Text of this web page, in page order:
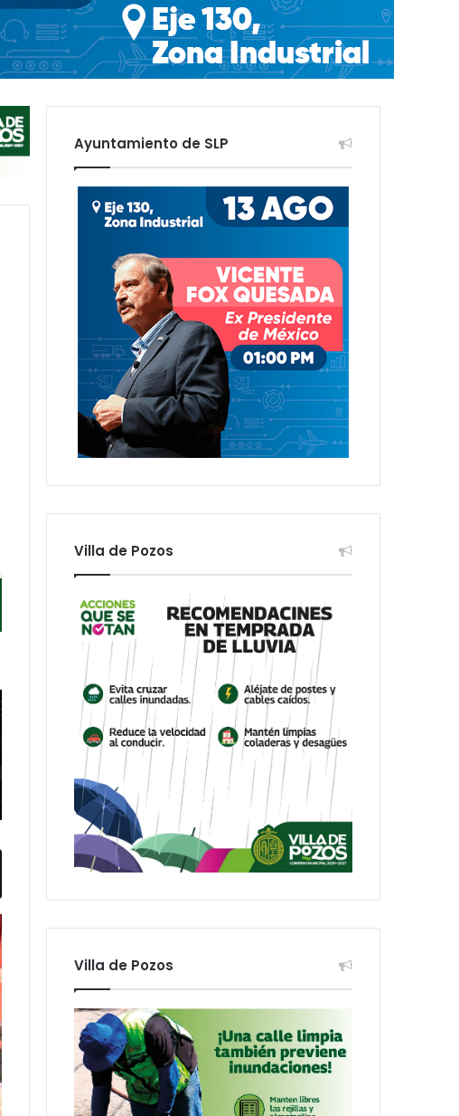
Ayuntamiento de SLP
Villa de Pozos
Villa de Pozos